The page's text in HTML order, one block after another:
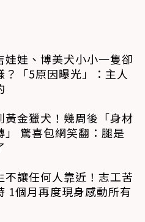
娃娃、博美犬小小一隻卻
？「5原因曝光」：主人
黃金獵犬！幾周後「身材
」 驚喜包網笑翻：腿是
不讓任何人靠近！志工苦
1個月再度現身感動所有